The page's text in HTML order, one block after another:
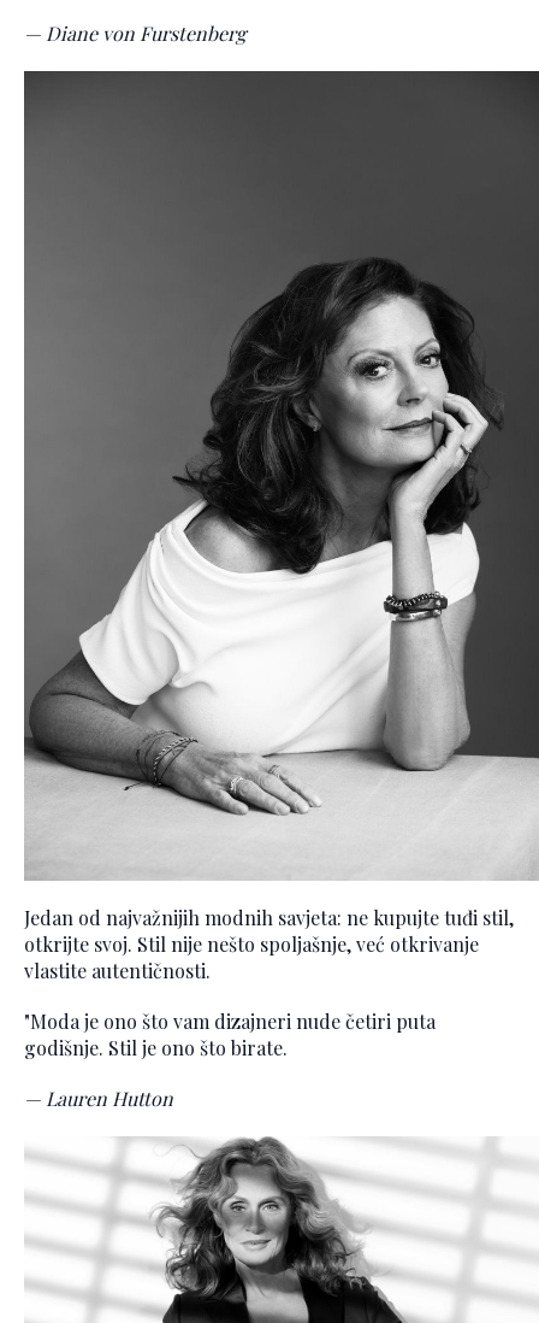
— Diane von Furstenberg
Jedan od najvažnijih modnih savjeta: ne kupujte tuđi stil,
otkrijte svoj. Stil nije nešto spoljašnje, već otkrivanje
vlastite autentičnosti.
"Moda je ono što vam dizajneri nude četiri puta
godišnje. Stil je ono što birate.
— Lauren Hutton